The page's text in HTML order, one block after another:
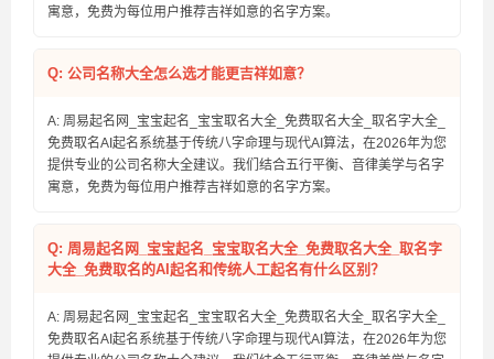
寓意，免费为每位用户推荐吉祥如意的名字方案。
Q: 公司名称大全怎么选才能更吉祥如意？
A: 周易起名网_宝宝起名_宝宝取名大全_免费取名大全_取名字大全_
免费取名AI起名系统基于传统八字命理与现代AI算法，在2026年为您
提供专业的公司名称大全建议。我们结合五行平衡、音律美学与名字
寓意，免费为每位用户推荐吉祥如意的名字方案。
Q: 周易起名网_宝宝起名_宝宝取名大全_免费取名大全_取名字
大全_免费取名的AI起名和传统人工起名有什么区别？
A: 周易起名网_宝宝起名_宝宝取名大全_免费取名大全_取名字大全_
免费取名AI起名系统基于传统八字命理与现代AI算法，在2026年为您